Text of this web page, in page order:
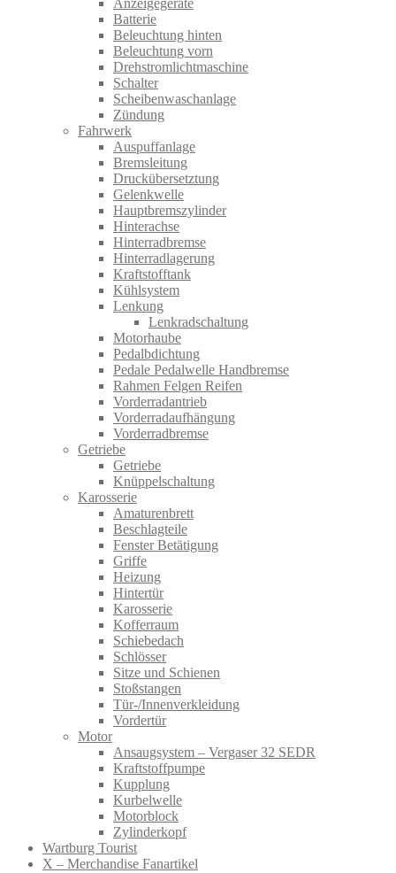
Anzeigegeräte
Batterie
Beleuchtung hinten
Beleuchtung vorn
Drehstromlichtmaschine
Schalter
Scheibenwaschanlage
Zündung
Fahrwerk
Auspuffanlage
Bremsleitung
Druckübersetztung
Gelenkwelle
Hauptbremszylinder
Hinterachse
Hinterradbremse
Hinterradlagerung
Kraftstofftank
Kühlsystem
Lenkung
Lenkradschaltung
Motorhaube
Pedalbdichtung
Pedale Pedalwelle Handbremse
Rahmen Felgen Reifen
Vorderradantrieb
Vorderradaufhängung
Vorderradbremse
Getriebe
Getriebe
Knüppelschaltung
Karosserie
Amaturenbrett
Beschlagteile
Fenster Betätigung
Griffe
Heizung
Hintertür
Karosserie
Kofferraum
Schiebedach
Schlösser
Sitze und Schienen
Stoßstangen
Tür-/Innenverkleidung
Vordertür
Motor
Ansaugsystem – Vergaser 32 SEDR
Kraftstoffpumpe
Kupplung
Kurbelwelle
Motorblock
Zylinderkopf
Wartburg Tourist
X – Merchandise Fanartikel